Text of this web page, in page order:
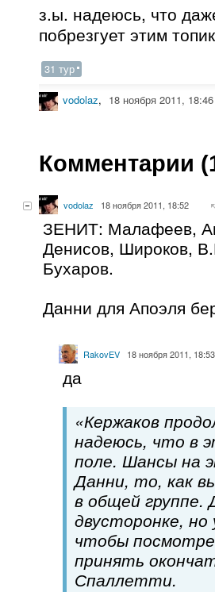
з.ы. надеюсь, что
побрезгует этим
31 тур
vodolaz, 18 ноября 2011, 18:46
Комментарии (
vodolaz 18 ноября 2011, 18:52
ЗЕНИТ: Малафеев,
Денисов, Широков,
Бухаров.
Данни для Апоэля
RakovEV 18 ноября 2011, 18:53
да
«Кержаков
надеюсь, что в
поле. Шансы на
Данни, то, как
в общей группе.
двусторонке,
чтобы
принять
Спаллетти.